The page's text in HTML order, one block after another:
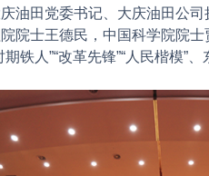
油田党委书记、大庆油田公
院士王德民，中国科学院院
铁人”“改革先锋”“人民楷模